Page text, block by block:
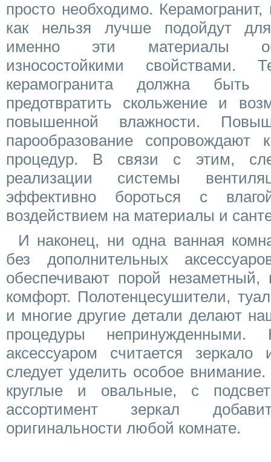
просто необходимо.
как нельзя лучше подойдут
именно эти материалы
износостойкими свойствами.
керамогранита должна быть
предотвратить скольжение и
повышенной влажности.
парообразование
процедур. В связи с этим,
реализации системы
эффективно бороться с
воздействием на материалы и
И наконец, ни одна ванная
без дополнительных
обеспечивают порой
комфорт. Полотенцесушители,
и многие другие детали делают
процедуры
аксессуаром считается
следует уделить особое
круглые и овальные, с
ассортимент зеркал
оригинальности любой комнате.